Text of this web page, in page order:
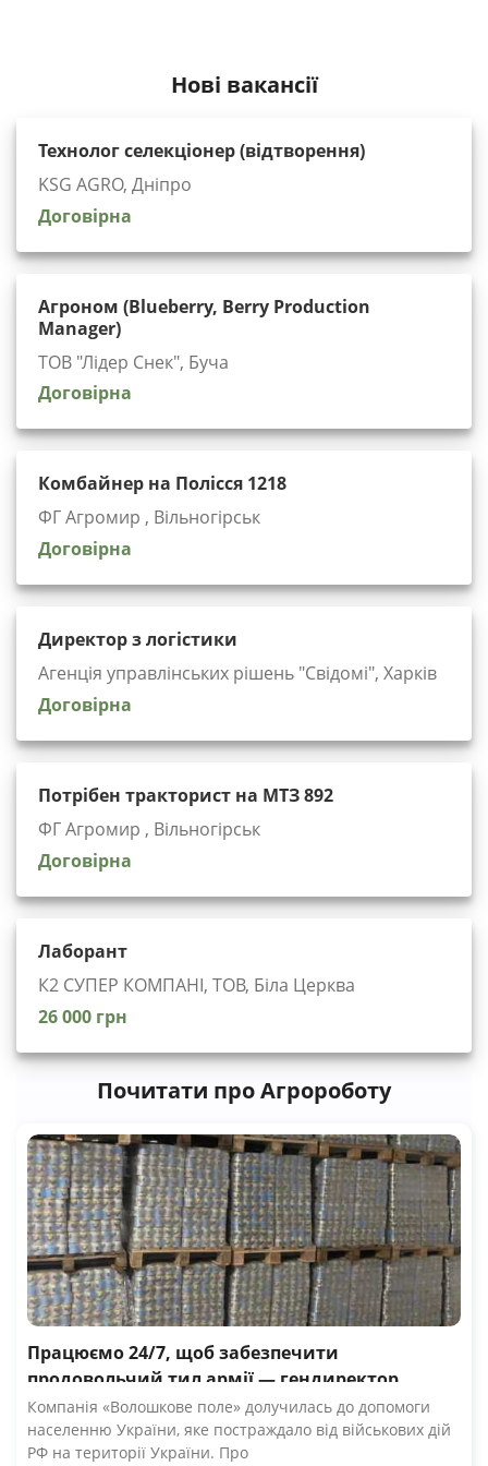
Нові вакансії
Технолог селекціонер (відтворення)
KSG AGRO, Дніпро
Договірна
Агроном (Blueberry, Berry Production
Manager)
ТОВ "Лідер Снек", Буча
Договірна
Комбайнер на Полісся 1218
ФГ Агромир , Вільногірськ
Договірна
Директор з логістики
Агенція управлінських рішень "Cвідомі", Харків
Договірна
Потрібен тракторист на МТЗ 892
ФГ Агромир , Вільногірськ
Договірна
Лаборант
К2 СУПЕР КОМПАНІ, ТОВ, Біла Церква
26 000 грн
Почитати про Агророботу
Працюємо 24/7, щоб забезпечити
продовольчий тил армії — гендиректор
компанії Волошкове поле
Компанія «Волошкове поле» долучилась до допомоги
населенню України, яке постраждало від військових дій
РФ на території України. Про